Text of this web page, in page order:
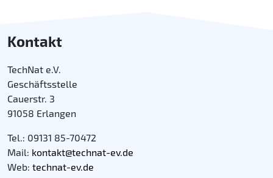
Kontakt
TechNat e.V.
Geschäftsstelle
Cauerstr. 3
91058 Erlangen
Tel.: 09131 85-70472
Mail: kontakt@technat-ev.de
Web: technat-ev.de